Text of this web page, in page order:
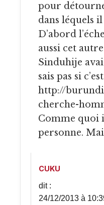
pour
dans léquels
D’abord
aussi cet
Sinduhije
sais pas si
http://
cherche-
Comme quoi
personne.
CUKU
dit :
24/12/2013 à